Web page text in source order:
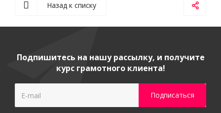
Назад к списку
Подпишитесь на нашу рассылку, и получите
курс грамотного клиента!